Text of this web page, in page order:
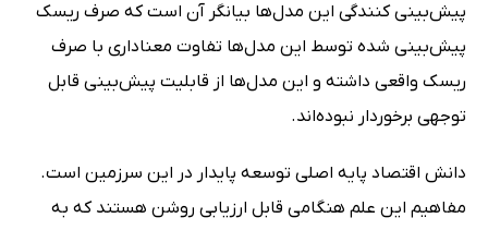
پیش‌بینی کنندگی این مدل‌ها بیانگر آن است که صرف ریسک
پیش‌بینی شده توسط این مدل‌ها تفاوت معناداری با صرف
ریسک واقعی داشته و این مدل‌ها از قابلیت پیش‌بینی قابل
توجهی برخوردار نبوده‌اند.
دانش اقتصاد پایه اصلی توسعه پایدار در این سرزمین است.
مفاهیم این علم هنگامی قابل ارزیابی روشن هستند که به